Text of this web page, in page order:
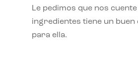
Le pedimos que nos
ingredientes tiene un buen
para ella.